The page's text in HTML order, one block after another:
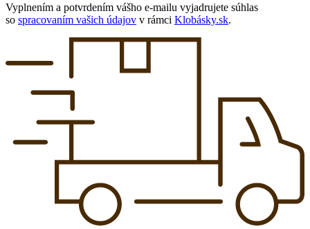
Vyplnením a potvrdením vášho e-mailu vyjadrujete súhlas
so spracovaním vašich údajov v rámci Klobásky.sk.